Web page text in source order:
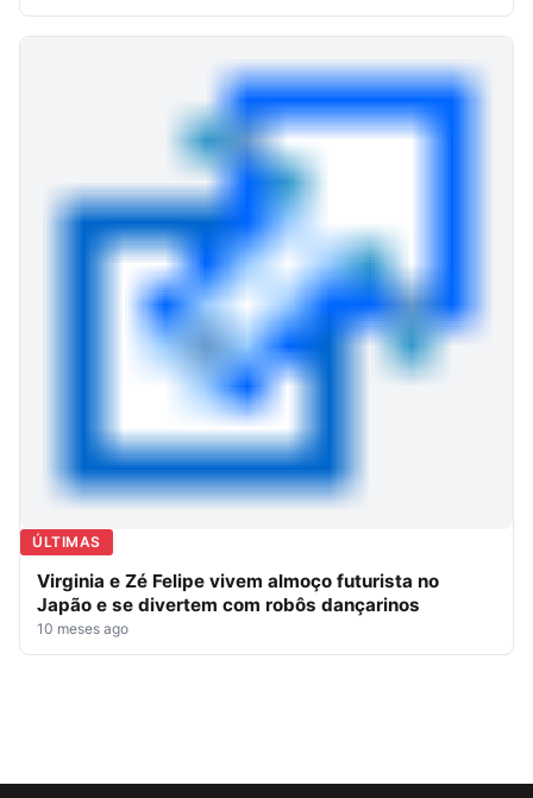
ÚLTIMAS
Virginia e Zé Felipe vivem almoço futurista no
Japão e se divertem com robôs dançarinos
10 meses ago